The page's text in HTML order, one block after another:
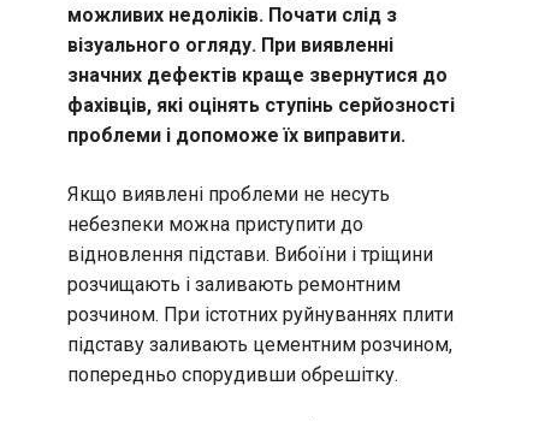
можливих недоліків. Почати слід з
візуального огляду. При виявленні
значних дефектів краще звернутися до
фахівців, які оцінять ступінь серйозності
проблеми і допоможе їх виправити.
Якщо виявлені проблеми не несуть
небезпеки можна приступити до
відновлення підстави. Вибоїни і тріщини
розчищають і заливають ремонтним
розчином. При істотних руйнуваннях плити
підставу заливають цементним розчином,
попередньо спорудивши обрешітку.